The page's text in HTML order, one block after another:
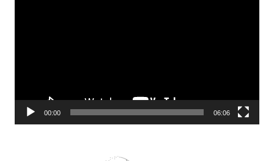
00:00 06:06